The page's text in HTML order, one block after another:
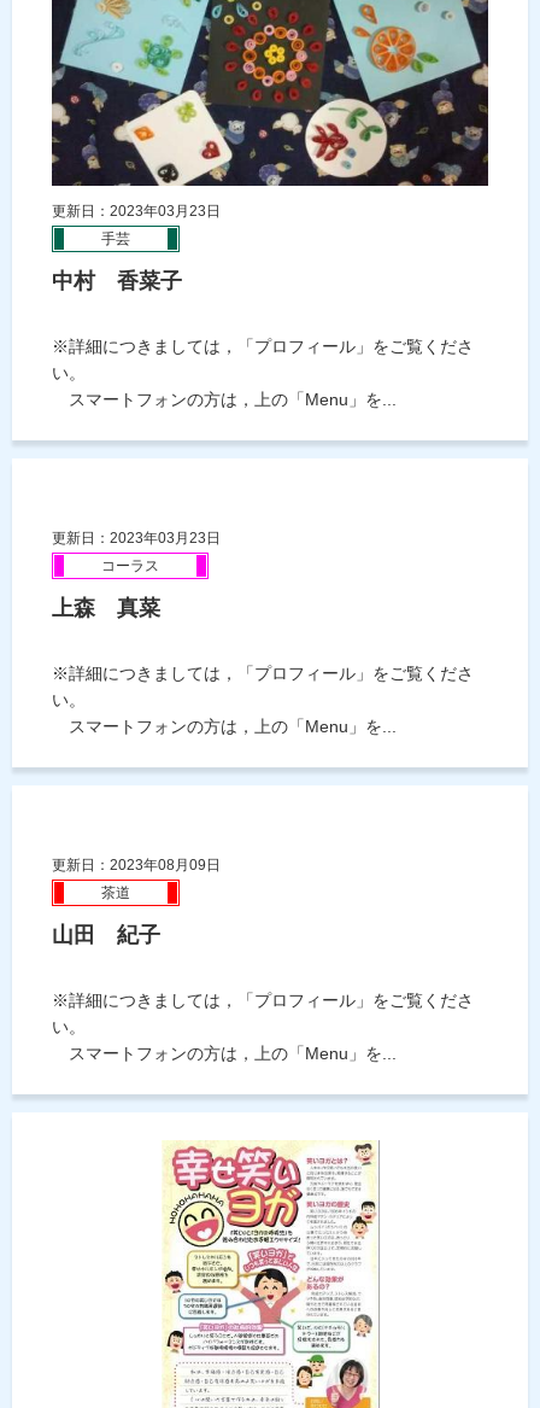
更新日：2023年03月23日
手芸
中村 香菜子
※詳細につきましては，「プロフィール」をご覧くださ
い。
スマートフォンの方は，上の「Menu」を...
更新日：2023年03月23日
コーラス
上森 真菜
※詳細につきましては，「プロフィール」をご覧くださ
い。
スマートフォンの方は，上の「Menu」を...
更新日：2023年08月09日
茶道
山田 紀子
※詳細につきましては，「プロフィール」をご覧くださ
い。
スマートフォンの方は，上の「Menu」を...